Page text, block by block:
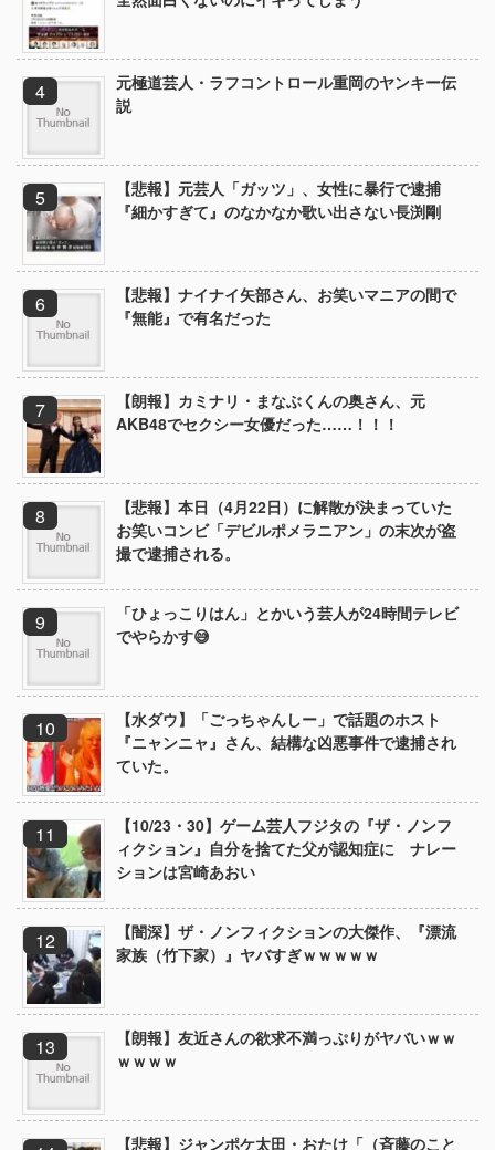
元極道芸人・ラフコントロール重岡のヤンキー伝
説
【悲報】元芸人「ガッツ」、女性に暴行で逮捕
『細かすぎて』のなかなか歌い出さない長渕剛
【悲報】ナイナイ矢部さん、お笑いマニアの間で
『無能』で有名だった
【朗報】カミナリ・まなぶくんの奥さん、元
AKB48でセクシー女優だった……！！！
【悲報】本日（4月22日）に解散が決まっていた
お笑いコンビ「デビルポメラニアン」の末次が盗
撮で逮捕される。
「ひょっこりはん」とかいう芸人が24時間テレビ
でやらかす😅
【水ダウ】「ごっちゃんしー」で話題のホスト
『ニャンニャ』さん、結構な凶悪事件で逮捕され
ていた。
【10/23・30】ゲーム芸人フジタの『ザ・ノンフ
ィクション』自分を捨てた父が認知症に ナレー
ションは宮崎あおい
【闇深】ザ・ノンフィクションの大傑作、『漂流
家族（竹下家）』ヤバすぎｗｗｗｗｗ
【朗報】友近さんの欲求不満っぷりがヤバいｗｗ
ｗｗｗｗ
【悲報】ジャンポケ太田・おたけ「（斉藤のこと